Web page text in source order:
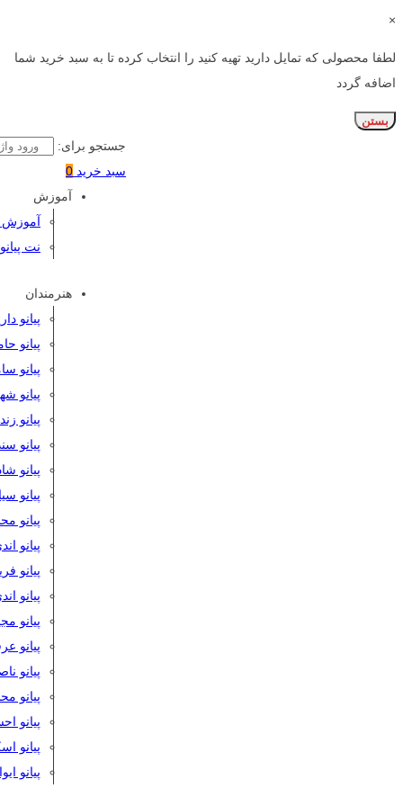
×
لطفا محصولی که تمایل دارید تهیه کنید را انتخاب کرده تا به سبد خرید شما
اضافه گردد
بستن
جستجو برای:
سبد خرید 0
آموزش
آموزش
نت پیانو
هنرمندان
پیانو
پیانو
پیانو
پیانو
پیانو
پیانو
پیانو
پیانو
پیانو
پیانو
پیانو
پیانو
پیانو
پیانو
پیانو
پیانو
پیانو
پیانو
پیانو